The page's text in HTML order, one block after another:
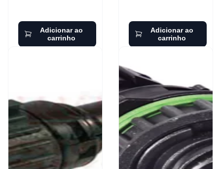
Adicionar ao
carrinho
Adicionar ao
carrinho